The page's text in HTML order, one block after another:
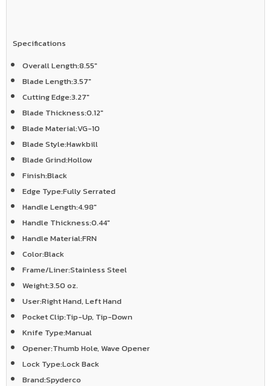
Specifications
Overall Length:8.55"
Blade Length:3.57"
Cutting Edge:3.27"
Blade Thickness:0.12"
Blade Material:VG-10
Blade Style:Hawkbill
Blade Grind:Hollow
Finish:Black
Edge Type:Fully Serrated
Handle Length:4.98"
Handle Thickness:0.44"
Handle Material:FRN
Color:Black
Frame/Liner:Stainless Steel
Weight:3.50 oz.
User:Right Hand, Left Hand
Pocket Clip:Tip-Up, Tip-Down
Knife Type:Manual
Opener:Thumb Hole, Wave Opener
Lock Type:Lock Back
Brand:Spyderco